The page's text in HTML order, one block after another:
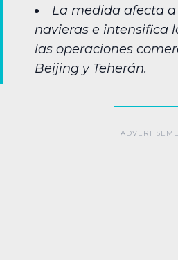
La medida afecta
navieras e intensifica
las operaciones
Beijing y Teherán.